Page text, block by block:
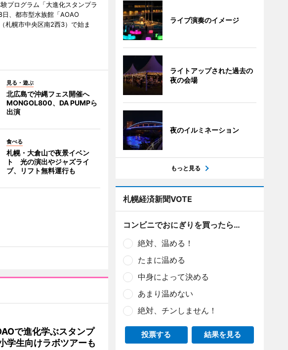
プログラム「大進化スタンプラ
日、都市型水族館「AOAO
札幌市中央区南2西3）で始ま
見る・遊ぶ
北広島で沖縄フェス開催へ
MONGOL800、DA PUMPら
出演
食べる
札幌・大倉山で夜景イベン
ト 光の演出やジャズライ
ブ、リフト無料運行も
で進化学ぶスタンプ
学生向けラボツアーも
ライブ演奏のイメージ
ライトアップされた過去の
夜の会場
夜のイルミネーション
もっと見る
札幌経済新聞VOTE
コンビニでおにぎりを買ったら…
絶対、温める！
たまに温める
中身によって決める
あまり温めない
絶対、チンしません！
投票する 結果を見る